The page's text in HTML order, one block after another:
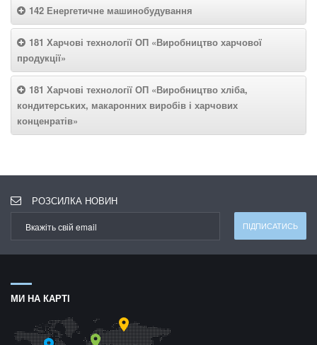
142 Енергетичне машинобудування
181 Харчові технології ОП «Виробництво харчової
продукції»
181 Харчові технології ОП «Виробництво хліба,
кондитерських, макаронних виробів і харчових
конценратів»
РОЗСИЛКА НОВИН
МИ НА КАРТІ